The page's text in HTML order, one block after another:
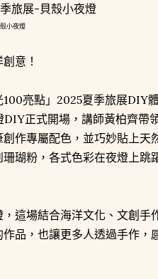
小夜燈
意！
亮點」2025夏季旅展DIY
正式開場，講師黃柏齊帶
作專屬配色，並巧妙貼上天
瑚粉，各式色彩在夜燈上跳
這場結合海洋文化、文創手
品，也讓更多人透過手作，